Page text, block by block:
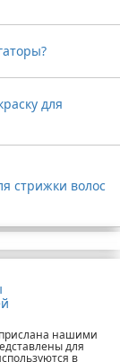
для
стрижки волос
нашими
для
в